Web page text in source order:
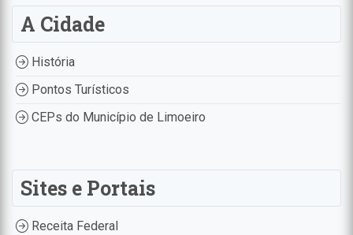
A Cidade
História
Pontos Turísticos
CEPs do Município de Limoeiro
Sites e Portais
Receita Federal